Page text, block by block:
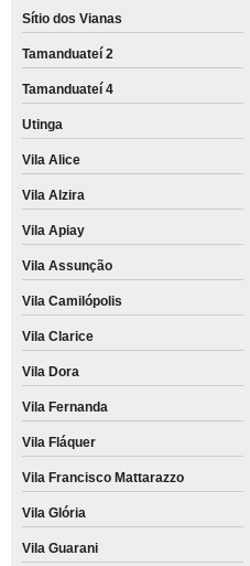
Sítio dos Vianas
Tamanduateí 2
Tamanduateí 4
Utinga
Vila Alice
Vila Alzira
Vila Apiay
Vila Assunção
Vila Camilópolis
Vila Clarice
Vila Dora
Vila Fernanda
Vila Fláquer
Vila Francisco Mattarazzo
Vila Glória
Vila Guarani